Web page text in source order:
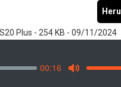
Plus - 254 KB - 09/11/2024
00:16